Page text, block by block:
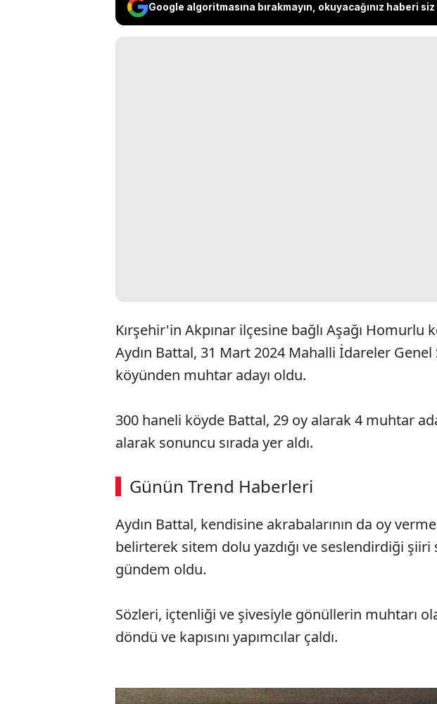
Google algoritmasına bırakmayın, okuyacağınız haberi
Kırşehir'in Akpınar ilçesine bağlı Aşağı Homurlu
Aydın Battal, 31 Mart 2024 Mahalli İdareler
köyünden muhtar adayı oldu.
300 haneli köyde Battal, 29 oy alarak 4 muhtar
alarak sonuncu sırada yer aldı.
Günün Trend Haberleri
Aydın Battal, kendisine akrabalarının da oy
belirterek sitem dolu yazdığı ve seslendirdiği şiiri
gündem oldu.
Sözleri, içtenliği ve şivesiyle gönüllerin muhtarı
döndü ve kapısını yapımcılar çaldı.